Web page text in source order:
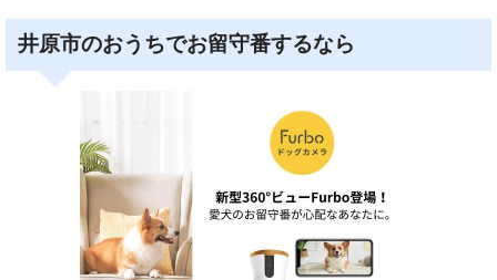
井原市のおうちでお留守番するなら